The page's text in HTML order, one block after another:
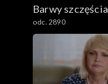
Barwy szczęścia
odc. 2890